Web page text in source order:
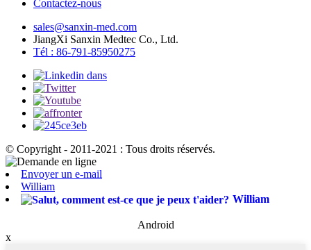
Contactez-nous
sales@sanxin-med.com
JiangXi Sanxin Medtec Co., Ltd.
Tél : 86-791-85950275
© Copyright - 2011-2021 : Tous droits réservés.
Envoyer un e-mail
William
William
Android
x